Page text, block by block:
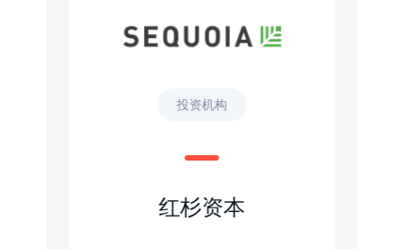
投资机构
红杉资本